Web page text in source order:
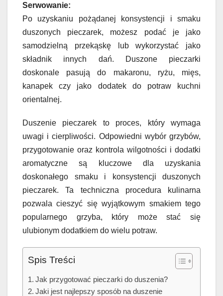
Serwowanie:
Po uzyskaniu pożądanej konsystencji i smaku
duszonych pieczarek, możesz podać je jako
samodzielną przekąskę lub wykorzystać jako
składnik innych dań. Duszone pieczarki
doskonale pasują do makaronu, ryżu, mięs,
kanapek czy jako dodatek do potraw kuchni
orientalnej.
Duszenie pieczarek to proces, który wymaga
uwagi i cierpliwości. Odpowiedni wybór grzybów,
przygotowanie oraz kontrola wilgotności i dodatki
aromatyczne są kluczowe dla uzyskania
doskonałego smaku i konsystencji duszonych
pieczarek. Ta techniczna procedura kulinarna
pozwala cieszyć się wyjątkowym smakiem tego
popularnego grzyba, który może stać się
ulubionym dodatkiem do wielu potraw.
Spis Treści
Jak przygotować pieczarki do duszenia?
Jaki jest najlepszy sposób na duszenie